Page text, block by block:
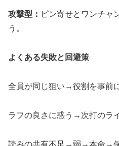
攻撃型： ピン寄せとワンチャ
う。
よくある失敗と回避策
全員が同じ狙い→役割を事前
ラフの良さに惑う→次打のラ
読みの共有不足→弱→本命→保